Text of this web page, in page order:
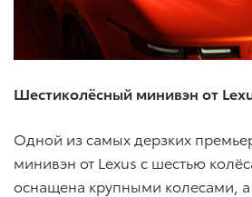
Шестиколёсный минивэн от
Одной из самых дерзких
минивэн от Lexus с шестью
оснащена крупными колесами,